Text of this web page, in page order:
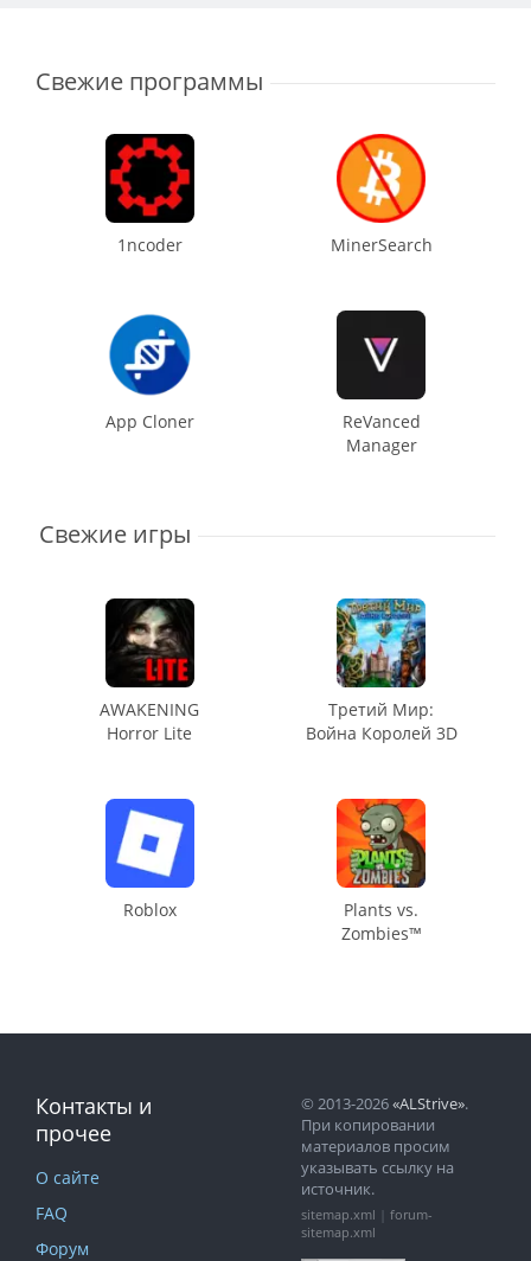
Свежие программы
1ncoder MinerSearch
App Cloner
ReVanced
Manager
Свежие игры
AWAKENING
Horror Lite
Третий Мир:
Война Королей 3D
Roblox
Plants vs.
Zombies™
Контакты и
прочее
О сайте
FAQ
Форум
© 2013-2026«ALStrive».
При копировании
материалов просим
указывать ссылку на
источник.
sitemap.xml
forum-
sitemap.xml